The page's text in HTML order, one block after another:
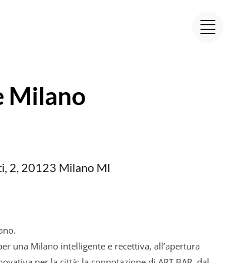
Milano
2, 20123 Milano MI
una Milano intelligente e recettiva, all’apertura